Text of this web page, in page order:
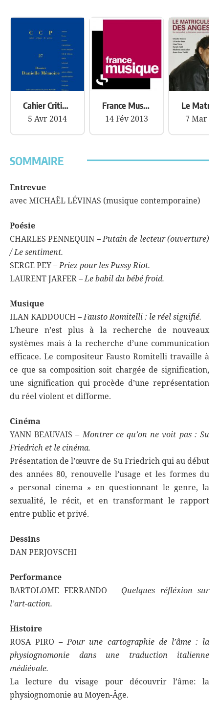
Cahier Critique de Poésie
5 Avr 2014
France Musique, « La Matinale » de Christophe Bourseiller
14 Fév 2013 7 Mar
SOMMAIRE
Entrevue
avec MICHAËL LÉVINAS (musique contemporaine)
Poésie
CHARLES PENNEQUIN –Putain de lecteur (ouverture)
/Le sentiment.
SERGE PEY–Priez pour les Pussy Riot.
LAURENT JARFER– Le babil du bébé froid.
Musique
ILAN KADDOUCH – Fausto Romitelli : le réel signifié.
L’heure n’est plus à la recherche de nouveaux
systèmes mais à la recherche d’une communication
efficace. Le compositeur Fausto Romitelli travaille à
ce que sa composition soit chargée de signification,
une signification qui procède d’une représentation
du réel violent et difforme.
Cinéma
YANN BEAUVAIS – Montrer ce qu’on ne voit pas : Su
Friedrich et le cinéma.
Présentation de l’œuvre de Su Friedrich qui au début
des années 80, renouvelle l’usage et les formes du
« personal cinema » en questionnant le genre, la
sexualité, le récit, et en transformant le rapport
entre public et privé.
Dessins
DAN PERJOVSCHI
Performance
BARTOLOME FERRANDO –Quelques réfléxion sur
l’art-action.
Histoire
ROSA PIRO– Pour une cartographie de l’âme : la
physiognomonie dans une traduction italienne
médiévale.
La lecture du visage pour découvrir l’âme: la
physiognomonie au Moyen-Âge.